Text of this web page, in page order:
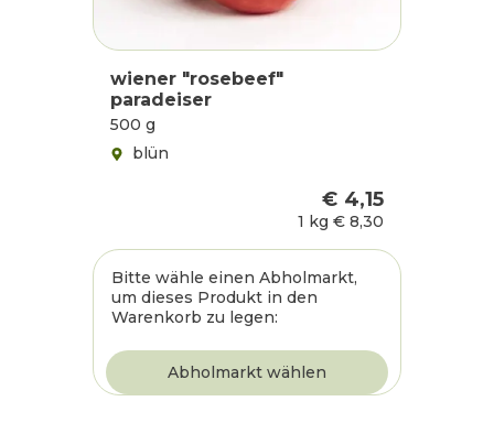
wiener "rosebeef"
paradeiser
500 g
blün
€ 4,15
1 kg € 8,30
Bitte wähle einen Abholmarkt,
um dieses Produkt in den
Warenkorb zu legen: